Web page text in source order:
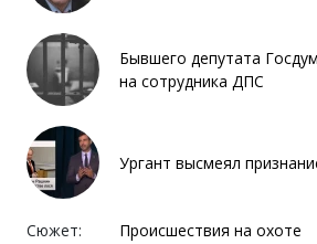
Бывшего депутата
на сотрудника ДПС
Ургант высмеял
Сюжет: Происшествия на охоте